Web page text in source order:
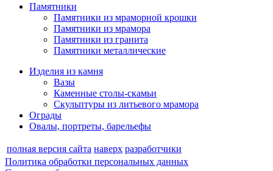
Памятники
Памятники из мраморной крошки
Памятники из мрамора
Памятники из гранита
Памятники металлические
Изделия из камня
Вазы
Каменные столы-скамьи
Скульптуры из литьевого мрамора
Ограды
Овалы, портреты, барельефы
полная версия сайта наверх разработчики
Политика обработки персональных данных